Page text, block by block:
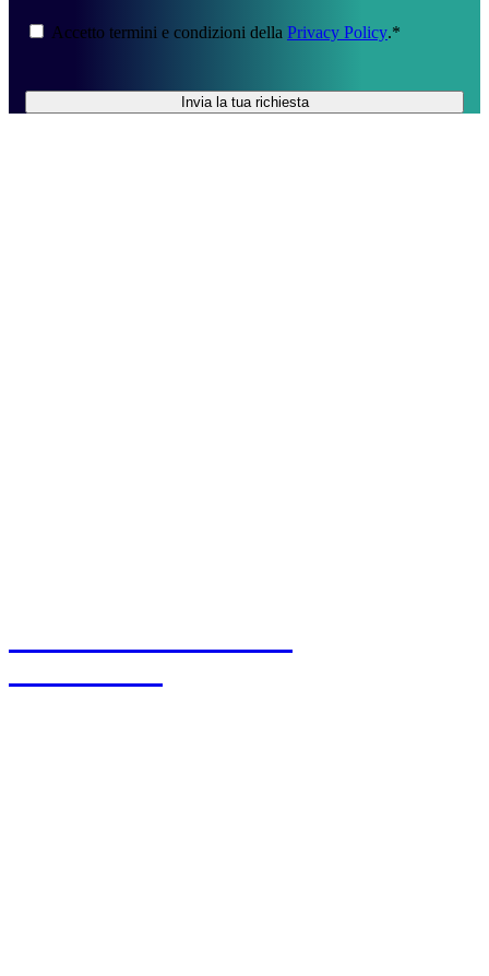
Consenso*
Accetto termini e condizioni della Privacy Policy.*